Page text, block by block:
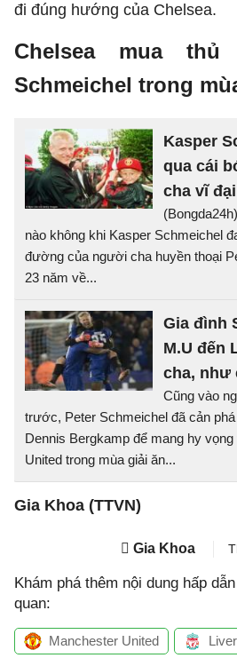
đi đúng hướng của Chelsea.
Chelsea mua thủ
Schmeichel trong
Kasper
qua cái
cha vĩ đại
nào không khi Kasper Schmeichel
đường của người cha huyền thoại
23 năm về...
Gia đình
M.U đến
cha, như
Cũng vào
trước, Peter Schmeichel đã cản
Dennis Bergkamp để mang hy
United trong mùa giải ăn...
Gia Khoa (TTVN)
Gia Khoa
Khám phá thêm nội dung hấp
quan:
Manchester United